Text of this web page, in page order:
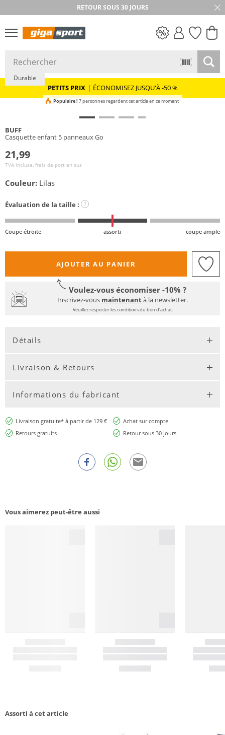
RETOUR SOUS 30 JOURS
PETITS PRIX
PETITS PRIX | ÉCONOMISEZ JUSQU'À -50 %
Durable
Populaire ! 7 personnes regardent cet article en ce moment
BUFF
Casquette enfant 5 panneaux Go
21,99
TVA incluse, frais de port en sus
Couleur: Lilas
Évaluation de la taille : ?
Coupe étroite assorti coupe ample
AJOUTER AU PANIER
Voulez-vous économiser -10% ?
Inscrivez-vous maintenantà la newsletter.
Veuillez respecter les conditions du bon d'achat.
Détails
Livraison & Retours
Informations du fabricant
Livraison gratuite* à partir de 129 €
Achat sur compte
Retours gratuits
Retour sous 30 jours
Vous aimerez peut-être aussi
Assorti à cet article